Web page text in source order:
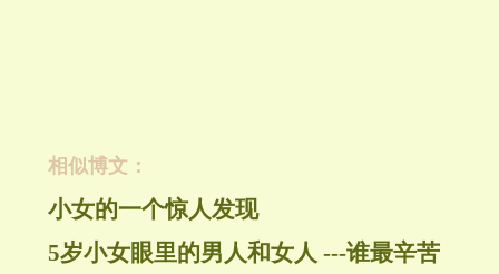
相似博文：
小女的一个惊人发现
5岁小女眼里的男人和女人 ---谁最辛苦